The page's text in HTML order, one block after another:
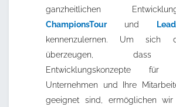
ganzheitlichen
ChampionsTourund
kennenzulernen. Um sich
überzeugen, dass
Entwicklungskonzepte
Unternehmen und Ihre
geeignet sind, ermöglichen